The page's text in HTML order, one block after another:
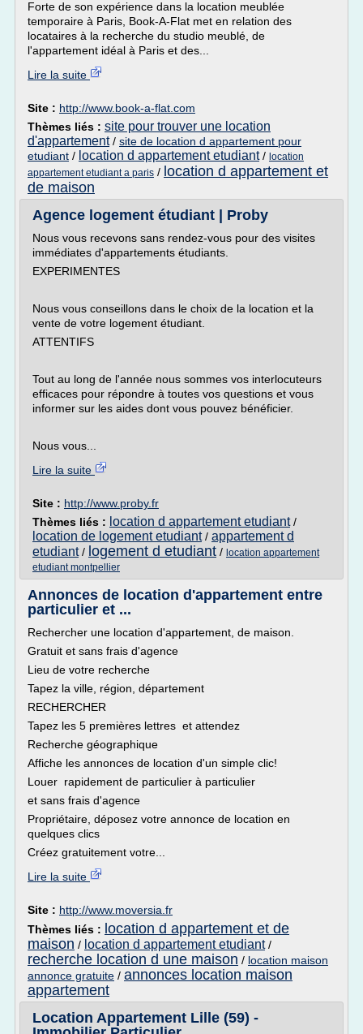
Forte de son expérience dans la location meublée
temporaire à Paris, Book-A-Flat met en relation des
locataires à la recherche du studio meublé, de
l'appartement idéal à Paris et des...
Lire la suite
Site : http://www.book-a-flat.com
Thèmes liés : site pour trouver une location
d'appartement/ site de location d appartement pour
etudiant / location d appartement etudiant/ location
appartement etudiant a paris / location d appartement et
de maison
Agence logement étudiant | Proby
Nous vous recevons sans rendez-vous pour des visites
immédiates d'appartements étudiants.
EXPERIMENTES
Nous vous conseillons dans le choix de la location et la
vente de votre logement étudiant.
ATTENTIFS
Tout au long de l'année nous sommes vos interlocuteurs
efficaces pour répondre à toutes vos questions et vous
informer sur les aides dont vous pouvez bénéficier.
Nous vous...
Lire la suite
Site : http://www.proby.fr
Thèmes liés : location d appartement etudiant/
location de logement etudiant/ appartement d
etudiant/ logement d etudiant / location appartement
etudiant montpellier
Annonces de location d'appartement entre
particulier et ...
Rechercher une location d'appartement, de maison.
Gratuit et sans frais d'agence
Lieu de votre recherche
Tapez la ville, région, département
RECHERCHER
Tapez les 5 premières lettres et attendez
Recherche géographique
Affiche les annonces de location d'un simple clic!
Louer rapidement de particulier à particulier
et sans frais d'agence
Propriétaire, déposez votre annonce de location en
quelques clics
Créez gratuitement votre...
Lire la suite
Site : http://www.moversia.fr
Thèmes liés : location d appartement et de
maison / location d appartement etudiant/
recherche location d une maison / location maison
annonce gratuite / annonces location maison
appartement
Location Appartement Lille (59) -